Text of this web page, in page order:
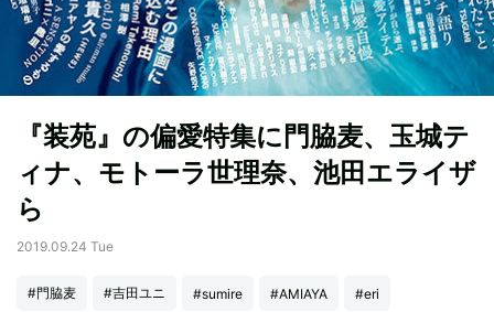
『装苑』の偏愛特集に門脇麦、玉城テ
ィナ、モトーラ世理奈、池田エライザ
ら
2019.09.24 Tue
#門脇麦 #吉田ユニ #sumire #AMIAYA #eri